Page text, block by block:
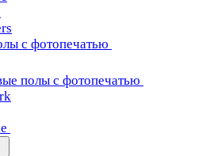
с фотопечатью
полы с фотопечатью